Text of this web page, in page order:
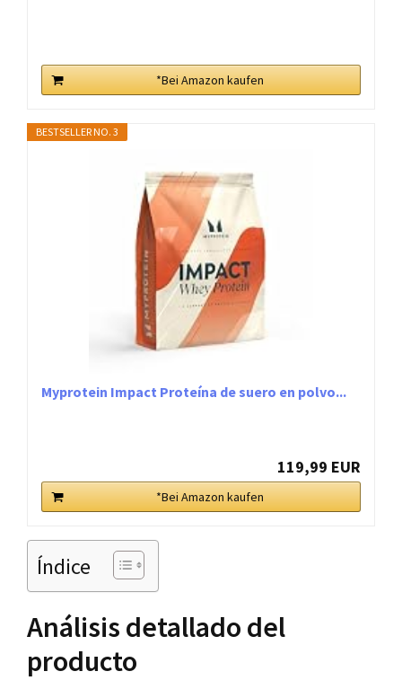
*Bei Amazon kaufen
BESTSELLER NO. 3
Myprotein Impact Proteína de suero en polvo...
119,99 EUR
*Bei Amazon kaufen
Índice
Análisis detallado del
producto